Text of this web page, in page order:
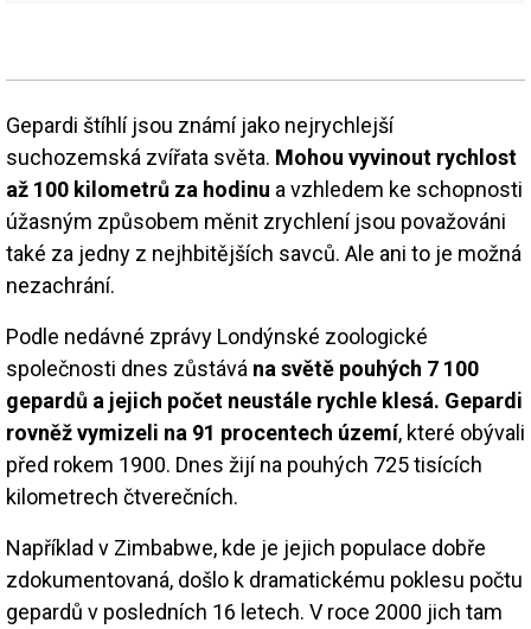
Gepardi štíhlí jsou známí jako nejrychlejší
suchozemská zvířata světa. Mohou vyvinout rychlost
až 100 kilometrů za hodinu a vzhledem ke schopnosti
úžasným způsobem měnit zrychlení jsou považováni
také za jedny z nejhbitějších savců. Ale ani to je možná
nezachrání.
Podle nedávné zprávy Londýnské zoologické
společnosti dnes zůstává na světě pouhých 7 100
gepardů a jejich počet neustále rychle klesá. Gepardi
rovněž vymizeli na 91 procentech území, které obývali
před rokem 1900. Dnes žijí na pouhých 725 tisících
kilometrech čtverečních.
Například v Zimbabwe, kde je jejich populace dobře
zdokumentovaná, došlo k dramatickému poklesu počtu
gepardů v posledních 16 letech. V roce 2000 jich tam